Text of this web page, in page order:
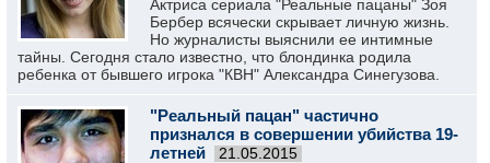
Актриса сериала "Реальные пацаны" Зоя
Бербер всячески скрывает личную жизнь.
Но журналисты выяснили ее интимные
тайны. Сегодня стало известно, что блондинка родила
ребенка от бывшего игрока "КВН" Александра Синегузова.
"Реальный пацан" частично
признался в совершении убийства 19-
летней
21.05.2015